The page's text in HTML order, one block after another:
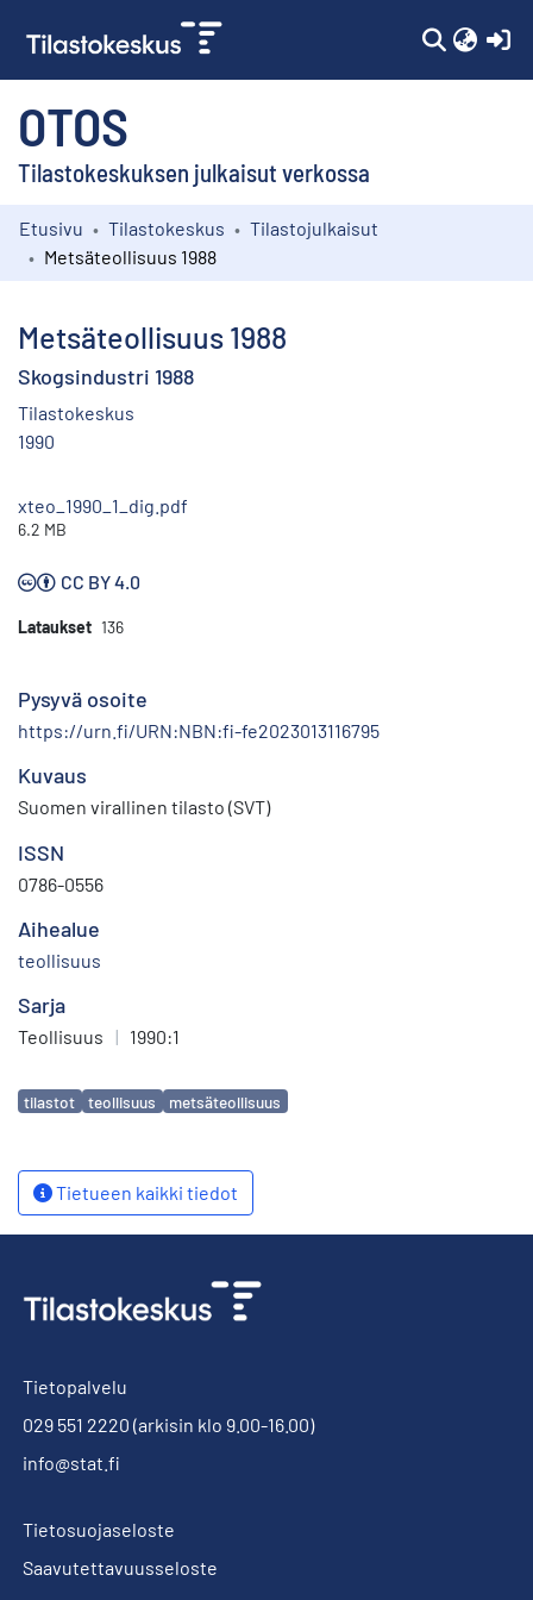
OTOS
Tilastokeskuksen julkaisut verkossa
Kokoelmat
Etusivu Tilastokeskus
Tilastojulkaisut
Metsäteollisuus 1988
Metsäteollisuus 1988
Skogsindustri 1988
Tilastokeskus
1990
xteo_1990_1_dig.pdf
6.2 MB
CC BY 4.0
Lataukset 136
Pysyvä osoite
https://urn.fi/URN:NBN:fi-fe2023013116795
Kuvaus
Suomen virallinen tilasto (SVT)
ISSN
0786-0556
Aihealue
teollisuus
Sarja
Teollisuus | 1990:1
Avainsanat
tilastot teollisuus metsäteollisuus
Tietueen kaikki tiedot
Tietopalvelu
029 551 2220 (arkisin klo 9.00-16.00)
info@stat.fi
Tietosuojaseloste
Saavutettavuusseloste